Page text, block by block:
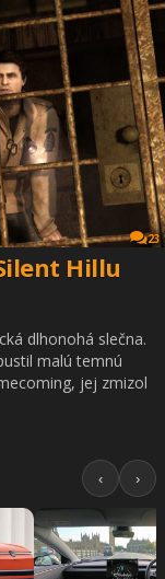
23
Hillu
dlhonohá slečna.
malú temnú
jej zmizol